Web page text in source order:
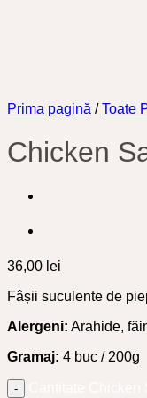
Prima pagină / Toate
Chicken
36,00 lei
Fâșii suculente de
Alergeni: Arahide,
Gramaj: 4 buc / 200g